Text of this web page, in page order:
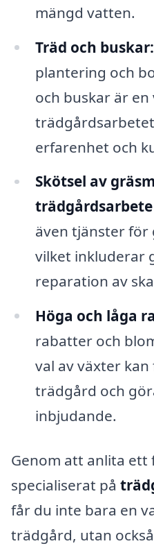
mängd vatten.
Träd och buskar:
plantering och
och buskar är
erfarenhet och
Skötsel av
även tjänster för
vilket inkluderar
reparation av
Höga och låga
rabatter och
val av växter
trädgård och
inbjudande.
Genom att anlita ett
specialiserat på
får du inte bara en
trädgård, utan